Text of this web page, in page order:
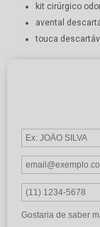
kit cirúrgico
avental
touca